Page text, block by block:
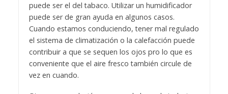
puede ser el del tabaco. Utilizar un humidificador
puede ser de gran ayuda en algunos casos.
Cuando estamos conduciendo, tener mal regulado
el sistema de climatización o la calefacción puede
contribuir a que se sequen los ojos pro lo que es
conveniente que el aire fresco también circule de
vez en cuando.